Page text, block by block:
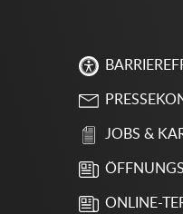
JOBS &
ONLINE-